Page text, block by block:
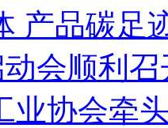
产品碳足
会顺利召
业协会牵